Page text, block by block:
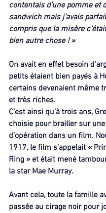
contentais d’une pomme et
sandwich mais j’avais
compris que la misère
bien autre chose ! »
On avait en effet besoin
petits étaient bien payés à
certains devenaient même
et très riches.
C’est ainsi qu’à trois ans,
choisie pour brailler sur
d’opération dans un film.
1917, le film s’appelait «
Ring » et était mené
la star Mae Murray.
Avant cela, toute la famille
passée au cirage noir pour